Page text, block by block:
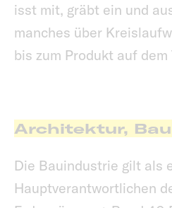
isst mit, gräbt ein und
manches über
bis zum Produkt auf dem
Architektur,
Die Bauindustrie gilt als
Hauptverantwortlichen